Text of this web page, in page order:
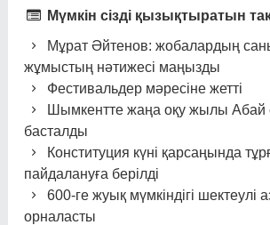
Мүмкін сізді қызықтыратын
Мұрат Әйтенов: жобалардың
жұмыстың нәтижесі маңызды
Фестивальдер мәресіне жетті
Шымкентте жаңа оқу жылы Абай
басталды
Конституция күні қарсаңында
пайдалануға берілді
600-ге жуық мүмкіндігі шектеулі
орналасты